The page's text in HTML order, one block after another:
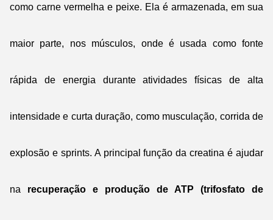
como carne vermelha e peixe. Ela é armazenada, em sua
maior parte, nos músculos, onde é usada como fonte
rápida de energia durante atividades físicas de alta
intensidade e curta duração, como musculação, corrida de
explosão e sprints. A principal função da creatina é ajudar
na recuperação e produção de ATP (trifosfato de